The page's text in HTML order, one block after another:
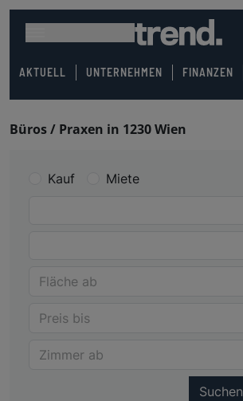
AKTUELL UNTERNEHMEN FINANZEN
Büros / Praxen in 1230 Wien
Kauf Miete
Suchen